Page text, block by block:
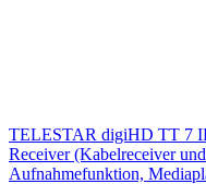
TELESTAR digiHD TT 7
Receiver (Kabelreceiver
Aufnahmefunktion,